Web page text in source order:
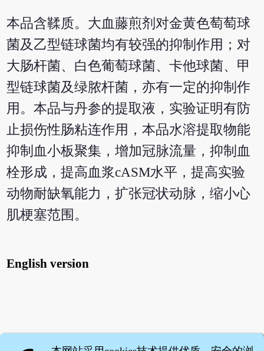
本品含鞣质。大血藤煎剂对金黄色萄萄球
菌及乙型链球菌均有较强的抑制作用；对
大肠杆菌、白色葡萄球菌、卡他球菌、甲
型链球菌及绿脓杆菌，亦有一定的抑制作
用。本品与丹参的提取液，实验证明有防
止损伤性肠粘连作用，本品水溶提取物能
抑制血小板聚集，增加冠脉流量，抑制血
栓形成，提高血浆cASM水平，提高实验
动物耐缺氧能力，扩张冠状动脉，缩小心
肌梗塞范围。
English version